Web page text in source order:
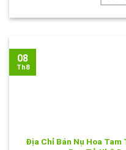
Địa Chỉ Bán Nụ Hoa Tam
08
Th8